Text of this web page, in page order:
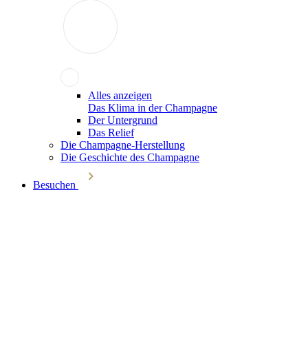
Alles anzeigen
Das Klima in der Champagne
Der Untergrund
Das Relief
Die Champagne-Herstellung
Die Geschichte des Champagne
Besuchen